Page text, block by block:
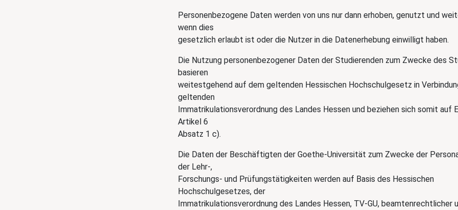
Personenbezogene Daten werden von uns nur dann erhoben, genutzt und
wenn dies
gesetzlich erlaubt ist oder die Nutzer in die Datenerhebung einwilligt haben.
Die Nutzung personenbezogener Daten der Studierenden zum Zwecke des
basieren
weitestgehend auf dem geltenden Hessischen Hochschulgesetz in
geltenden
Immatrikulationsverordnung des Landes Hessen und beziehen sich somit auf
Artikel 6
Absatz 1 c).
Die Daten der Beschäftigten der Goethe-Universität zum Zwecke der
der Lehr-,
Forschungs- und Prüfungstätigkeiten werden auf Basis des Hessischen
Hochschulgesetzes, der
Immatrikulationsverordnung des Landes Hessen, TV-GU, beamtenrechtlicher